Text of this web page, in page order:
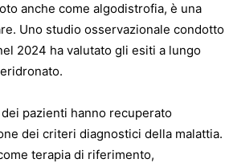
anche come algodistrofia, è una
Uno studio osservazionale condotto
2024 ha valutato gli esiti a lungo
pazienti hanno recuperato
dei criteri diagnostici della malattia.
terapia di riferimento,